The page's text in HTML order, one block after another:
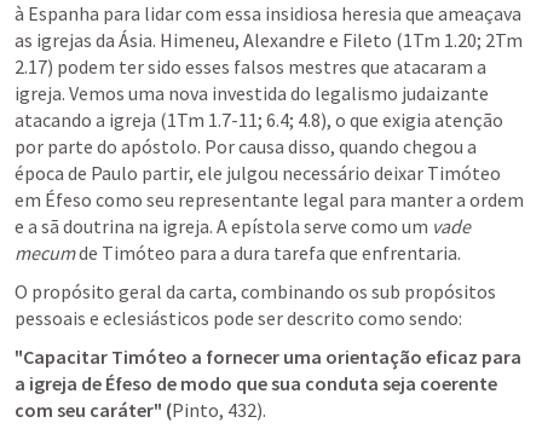
à Espanha para lidar com essa insidiosa heresia que ameaçava
as igrejas da Ásia. Himeneu, Alexandre e Fileto (1Tm 1.20; 2Tm
2.17) podem ter sido esses falsos mestres que atacaram a
igreja. Vemos uma nova investida do legalismo judaizante
atacando a igreja (1Tm 1.7-11; 6.4; 4.8), o que exigia atenção
por parte do apóstolo. Por causa disso, quando chegou a
época de Paulo partir, ele julgou necessário deixar Timóteo
em Éfeso como seu representante legal para manter a ordem
e a sã doutrina na igreja. A epístola serve como um vade
mecum de Timóteo para a dura tarefa que enfrentaria.
O propósito geral da carta, combinando os sub propósitos
pessoais e eclesiásticos pode ser descrito como sendo:
"Capacitar Timóteo a fornecer uma orientação eficaz para
a igreja de Éfeso de modo que sua conduta seja coerente
com seu caráter" (Pinto, 432).